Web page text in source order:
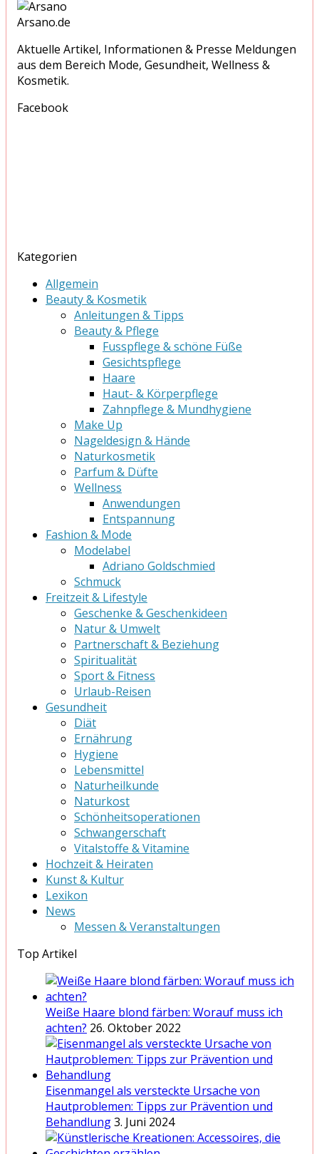
Arsano.de
Aktuelle Artikel, Informationen & Presse Meldungen
aus dem Bereich Mode, Gesundheit, Wellness &
Kosmetik.
Facebook
Kategorien
Allgemein
Beauty & Kosmetik
Anleitungen & Tipps
Beauty & Pflege
Fusspflege & schöne Füße
Gesichtspflege
Haare
Haut- & Körperpflege
Zahnpflege & Mundhygiene
Make Up
Nageldesign & Hände
Naturkosmetik
Parfum & Düfte
Wellness
Anwendungen
Entspannung
Fashion & Mode
Modelabel
Adriano Goldschmied
Schmuck
Freitzeit & Lifestyle
Geschenke & Geschenkideen
Natur & Umwelt
Partnerschaft & Beziehung
Spiritualität
Sport & Fitness
Urlaub-Reisen
Gesundheit
Diät
Ernährung
Hygiene
Lebensmittel
Naturheilkunde
Naturkost
Schönheitsoperationen
Schwangerschaft
Vitalstoffe & Vitamine
Hochzeit & Heiraten
Kunst & Kultur
Lexikon
News
Messen & Veranstaltungen
Top Artikel
Weiße Haare blond färben: Worauf muss ich
achten? 26. Oktober 2022
Eisenmangel als versteckte Ursache von
Hautproblemen: Tipps zur Prävention und
Behandlung3. Juni 2024